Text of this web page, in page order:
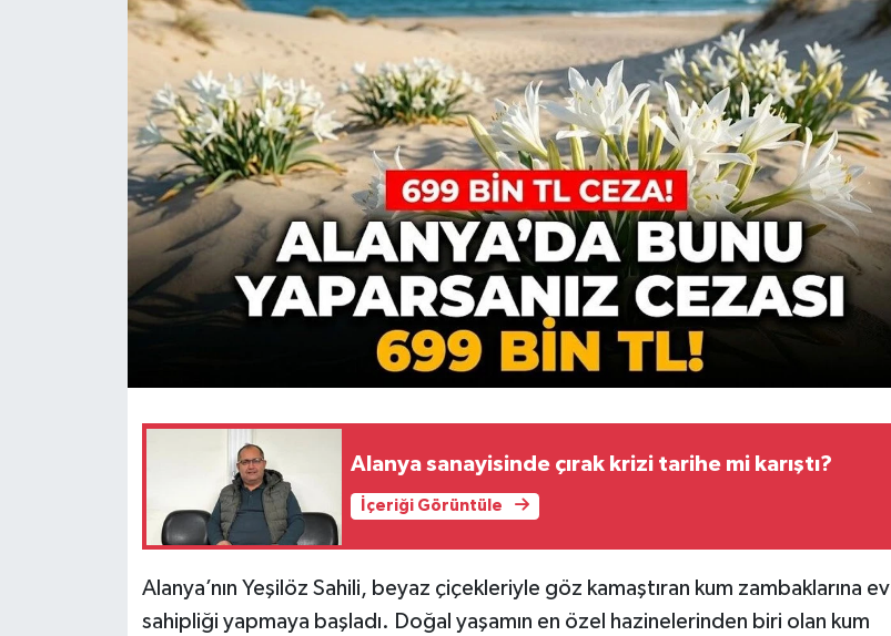
Alanya sanayisinde çırak krizi tarihe mi karıştı?
İçeriği Görüntüle
Alanya’nın Yeşilöz Sahili, beyaz çiçekleriyle göz kamaştıran kum zambaklarına ev
sahipliği yapmaya başladı. Doğal yaşamın en özel hazinelerinden biri olan kum